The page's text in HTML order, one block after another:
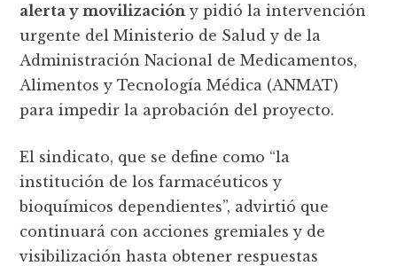
alerta y movilización y pidió la intervención
urgente del Ministerio de Salud y de la
Administración Nacional de Medicamentos,
Alimentos y Tecnología Médica (ANMAT)
para impedir la aprobación del proyecto.
El sindicato, que se define como “la
institución de los farmacéuticos y
bioquímicos dependientes”, advirtió que
continuará con acciones gremiales y de
visibilización hasta obtener respuestas